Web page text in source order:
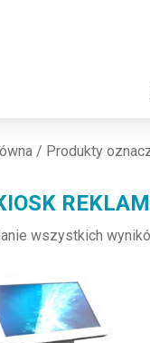
/ Produkty
wszystkich
ma wiele